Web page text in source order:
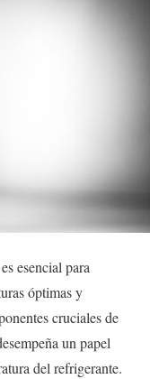
esencial para
óptimas y
cruciales de
un papel
del refrigerante.